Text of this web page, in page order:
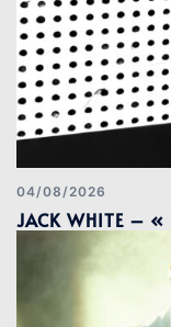
04/08/2026
JACK WHITE – «